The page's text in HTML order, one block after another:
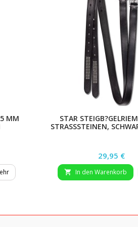
MM
STAR
STRASSSTEINEN,
Preis
29,95 €
 In den Warenkorb